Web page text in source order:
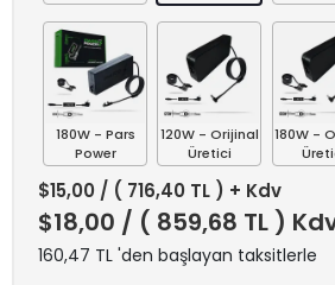
180W - Pars
Power
120W - Orijinal
Üretici
180W -
$15,00 / ( 716,40 TL ) + Kdv
$18,00 / ( 859,68 TL )
160,47 TL 'den başlayan taksitlerle